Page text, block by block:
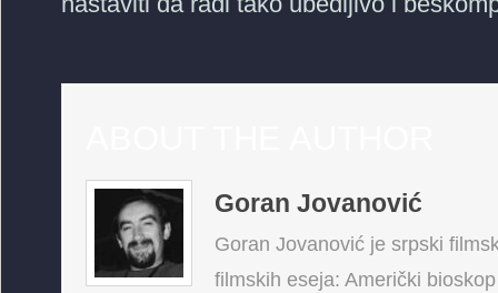
Goran Jovanović
Goran Jovanović je srpski
filmskih eseja: Američki